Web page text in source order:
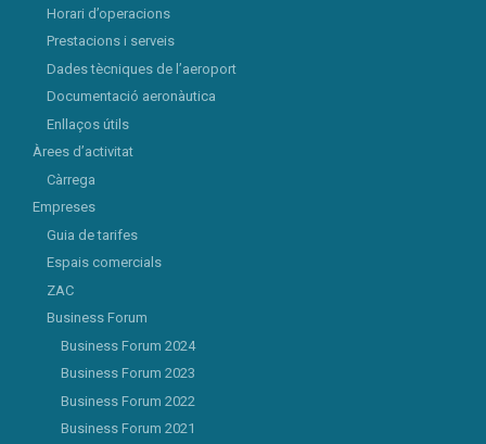
Horari d’operacions
Prestacions i serveis
Dades tècniques de l’aeroport
Documentació aeronàutica
Enllaços útils
Àrees d’activitat
Càrrega
Empreses
Guia de tarifes
Espais comercials
ZAC
Business Forum
Business Forum 2024
Business Forum 2023
Business Forum 2022
Business Forum 2021